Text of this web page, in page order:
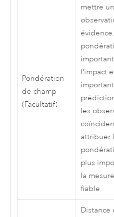
Pondération
de champ
(Facultatif)
mettre
l’impact
les
attribuer
plus
la
fiable.
Distance